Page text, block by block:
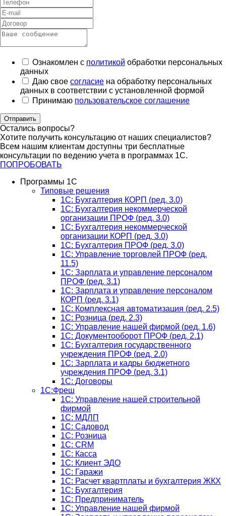
Ознакомлен с политикой обработки персональных
данных
Даю свое согласие на обработку персональных
данных в соответствии с установленной формой
Принимаю пользовательское соглашение
Отправить
Остались вопросы?
Хотите получить консультацию от наших специалистов?
Всем нашим клиентам доступны три бесплатные
консультации по ведению учета в программах 1С.
ПОПРОБОВАТЬ
Программы 1С
Типовые решения
1C: Бухгалтерия КОРП (ред. 3.0)
1С: Бухгалтерия некоммерческой
организации ПРОФ (ред. 3.0)
1С: Бухгалтерия некоммерческой
организации КОРП (ред. 3.0)
1C: Бухгалтерия ПРОФ (ред. 3.0)
1C: Управление торговлей ПРОФ (ред.
11.5)
1C: Зарплата и управление персоналом
ПРОФ (ред. 3.1)
1C: Зарплата и управление персоналом
КОРП (ред. 3.1)
1C: Комплексная автоматизация (ред. 2.5)
1С: Розница (ред. 2.3)
1С: Управление нашей фирмой (ред. 1.6)
1С: Документооборот ПРОФ (ред. 2.1)
1C: Бухгалтерия государственного
учреждения ПРОФ (ред. 2.0)
1C: Зарплата и кадры бюджетного
учреждения ПРОФ (ред. 3.1)
1С: Договоры
1С:Фреш
1С: Управление нашей строительной
фирмой
1С: МДЛП
1С: Садовод
1С: Розница
1C: CRM
1C: Касса
1С: Клиент ЭДО
1С: Гаражи
1C: Расчет квартплаты и бухгалтерия ЖКХ
1C: Бухгалтерия
1C: Предприниматель
1C: Управление нашей фирмой